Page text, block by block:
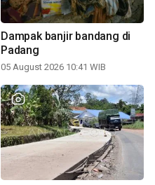
Dampak banjir bandang di
Padang
05 August 2026 10:41 WIB